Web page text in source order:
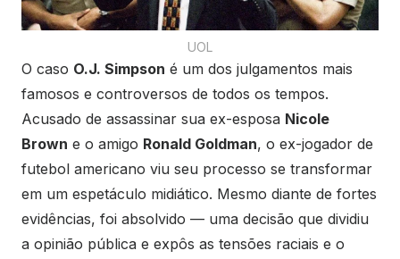
UOL
O caso O.J. Simpson é um dos julgamentos mais
famosos e controversos de todos os tempos.
Acusado de assassinar sua ex-esposa Nicole
Brown e o amigo Ronald Goldman, o ex-jogador de
futebol americano viu seu processo se transformar
em um espetáculo midiático. Mesmo diante de fortes
evidências, foi absolvido — uma decisão que dividiu
a opinião pública e expôs as tensões raciais e o